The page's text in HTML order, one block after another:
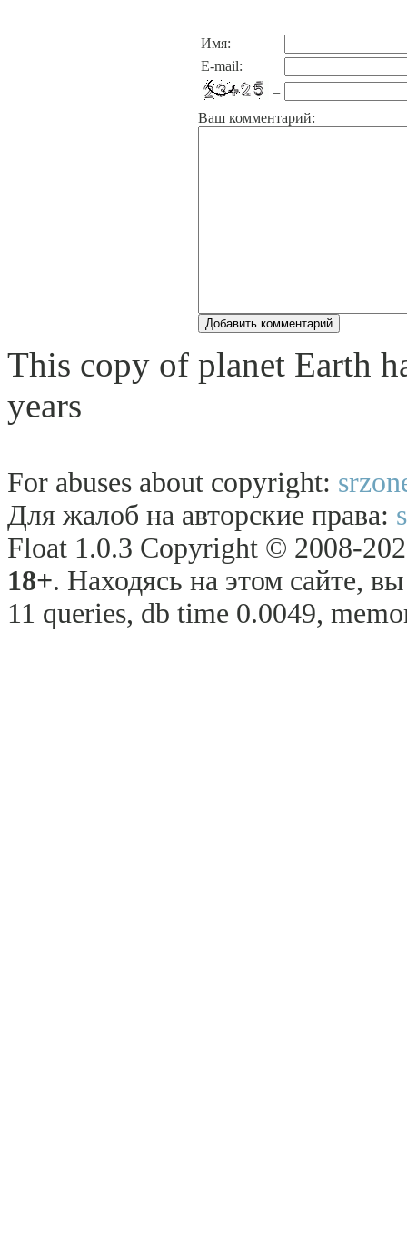
Имя:
E-mail:
=
Ваш комментарий:
This copy of planet Earth
years
For abuses about copyright:
Для жалоб на авторские права:
Float 1.0.3 Copyright © 2008-
18+. Находясь на этом сайте,
11 queries, db time 0.0049,